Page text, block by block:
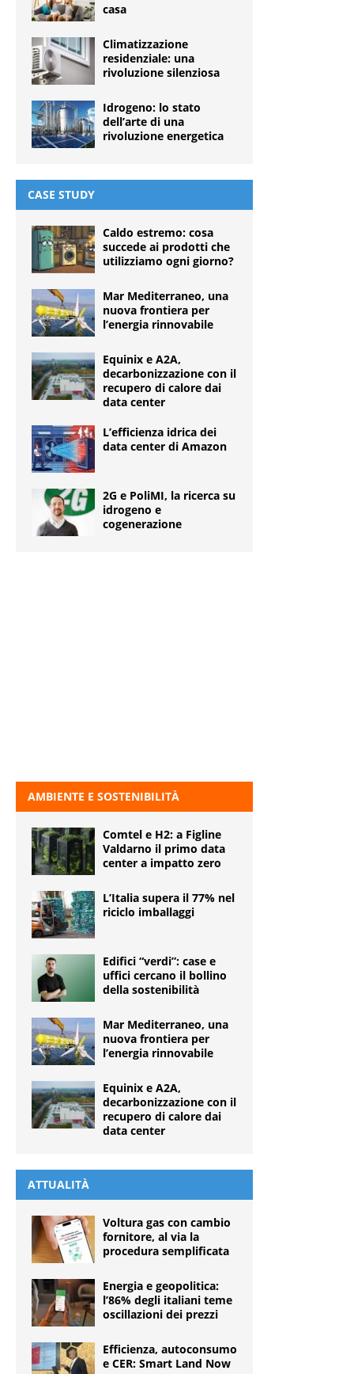
casa
Climatizzazione
residenziale: una
rivoluzione silenziosa
Idrogeno: lo stato
dell’arte di una
rivoluzione energetica
CASE STUDY
Caldo estremo: cosa
succede ai prodotti che
utilizziamo ogni giorno?
Mar Mediterraneo, una
nuova frontiera per
l’energia rinnovabile
Equinix e A2A,
decarbonizzazione con il
recupero di calore dai
data center
L’efficienza idrica dei
data center di Amazon
2G e PoliMI, la ricerca su
idrogeno e
cogenerazione
AMBIENTE E SOSTENIBILITÀ
Comtel e H2: a Figline
Valdarno il primo data
center a impatto zero
L’Italia supera il 77% nel
riciclo imballaggi
Edifici “verdi”: case e
uffici cercano il bollino
della sostenibilità
Mar Mediterraneo, una
nuova frontiera per
l’energia rinnovabile
Equinix e A2A,
decarbonizzazione con il
recupero di calore dai
data center
ATTUALITÀ
Voltura gas con cambio
fornitore, al via la
procedura semplificata
Energia e geopolitica:
l’86% degli italiani teme
oscillazioni dei prezzi
Efficienza, autoconsumo
e CER: Smart Land Now